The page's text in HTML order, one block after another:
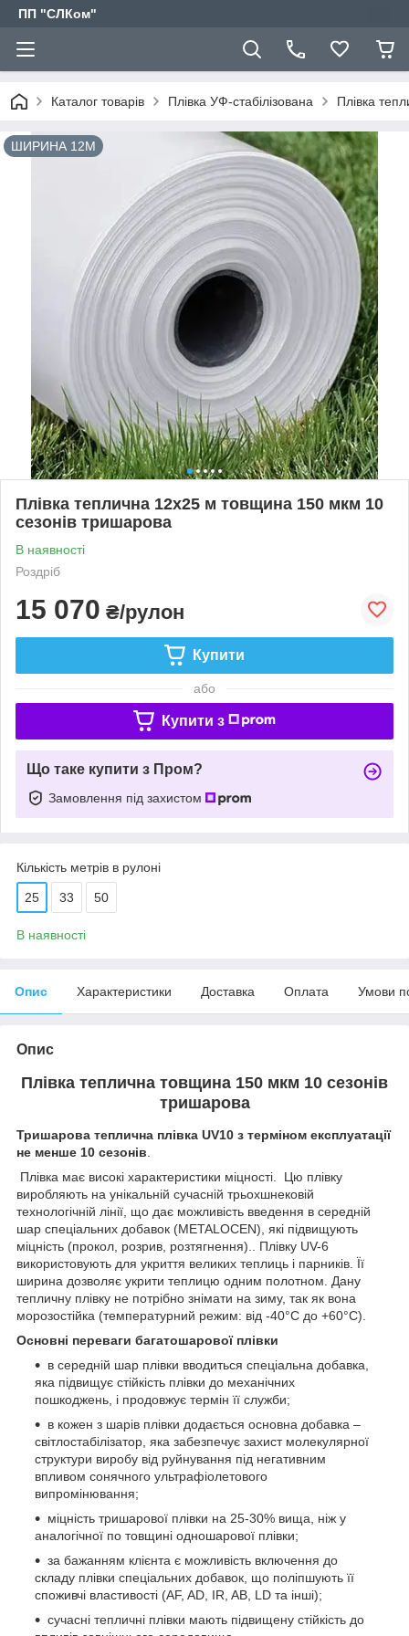
ПП "СЛКом"
Каталог товарів Плівка УФ-стабілізована Плівка
ШИРИНА 12М
Плівка теплична 12х25 м товщина 150 мкм 10
сезонів тришарова
В наявності
Роздріб
15 070 ₴/рулон
Купити
або
Купити з
Що таке купити з Пром?
Замовлення під захистом
Кількість метрів в рулоні
25 33 50
В наявності
Опис Характеристики Доставка Оплата Умови
Опис
Плівка теплична товщина 150 мкм 10 сезонів
тришарова
Тришарова теплична плівка UV10 з терміном експлуатації
не менше 10 сезонів.
Плівка має високі характеристики міцності. Цю плівку
виробляють на унікальній сучасній трьохшнековій
технологічній лінії, що дає можливість введення в середній
шар спеціальних добавок (METALOCEN), які підвищують
міцність (прокол, розрив, розтягнення).. Плівку UV-6
використовують для укриття великих теплиць і парників. Її
ширина дозволяє укрити теплицю одним полотном. Дану
тепличну плівку не потрібно знімати на зиму, так як вона
морозостійка (температурний режим: від -40°С до +60°С).
Основні переваги багатошарової плівки
в середній шар плівки вводиться спеціальна добавка,
яка підвищує стійкість плівки до механічних
пошкоджень, і продовжує термін її служби;
в кожен з шарів плівки додається основна добавка –
світлостабілізатор, яка забезпечує захист молекулярної
структури виробу від руйнування під негативним
впливом сонячного ультрафіолетового
випромінювання;
міцність тришарової плівки на 25-30% вища, ніж у
аналогічної по товщині одношарової плівки;
за бажанням клієнта є можливість включення до
складу плівки спеціальних добавок, що поліпшують її
споживчі властивості (AF, AD, IR, AB, LD та інші);
сучасні тепличні плівки мають підвищену стійкість до